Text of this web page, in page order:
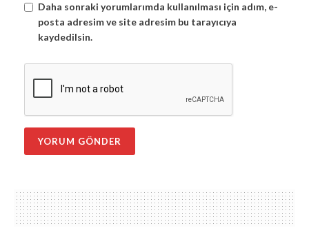
Daha sonraki yorumlarımda kullanılması için adım, e-
posta adresim ve site adresim bu tarayıcıya
kaydedilsin.